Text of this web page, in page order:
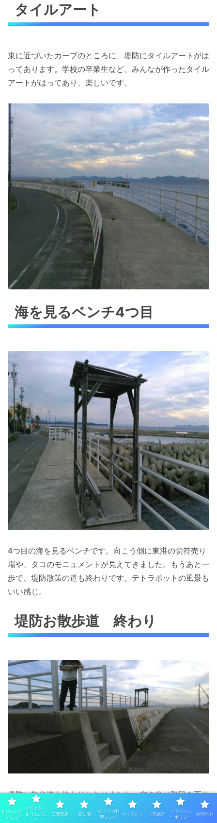
タイルアート
東に近づいたカーブのところに、堤防にタイルアートがは
ってあります。学校の卒業生など、みんなが作ったタイル
アートがはってあり、楽しいです。
海を見るベンチ4つ目
4つ目の海を見るベンチです。向こう側に東港の切符売り
場や、タコのモニュメントが見えてきました。もうあと一
歩で、堤防散策の道も終わりです。テトラポットの風景も
いい感じ。
堤防お散歩道 終わり
堤防お散歩道も終わりとなりました。突き当り階段を下り
ます。いかがでしたか。歩いていただくとわかりますが、
まりんぶる
ーメニュー
かちま荘・
まりんぶる
ー
日間賀島 豆知識
役に立つ料
理レシピ
マイライフ 自己紹介
プライバシ
ーポリシー
お問合せ